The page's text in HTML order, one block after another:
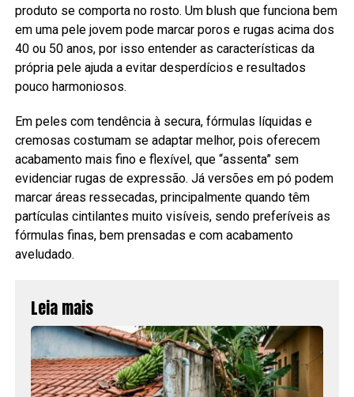
produto se comporta no rosto. Um blush que funciona bem
em uma pele jovem pode marcar poros e rugas acima dos
40 ou 50 anos, por isso entender as características da
própria pele ajuda a evitar desperdícios e resultados
pouco harmoniosos.
Em peles com tendência à secura, fórmulas líquidas e
cremosas costumam se adaptar melhor, pois oferecem
acabamento mais fino e flexível, que “assenta” sem
evidenciar rugas de expressão. Já versões em pó podem
marcar áreas ressecadas, principalmente quando têm
partículas cintilantes muito visíveis, sendo preferíveis as
fórmulas finas, bem prensadas e com acabamento
aveludado.
Leia mais